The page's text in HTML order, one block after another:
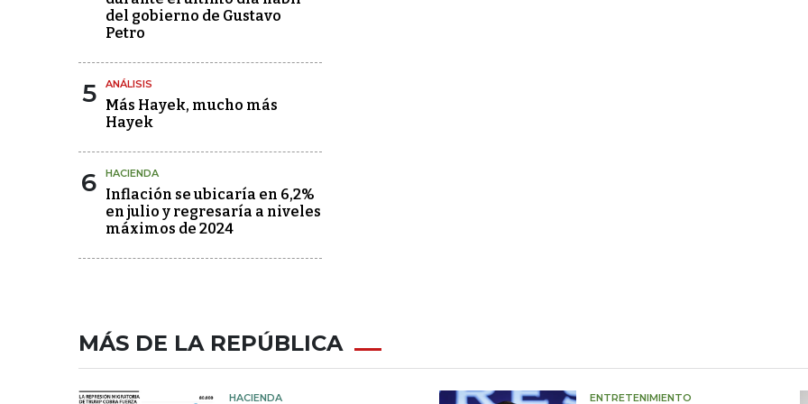
del gobierno de Gustavo
Petro
5 ANÁLISIS
Más Hayek, mucho más
Hayek
6 HACIENDA
Inflación se ubicaría en 6,2%
en julio y regresaría a niveles
máximos de 2024
MÁS DE LA REPÚBLICA
HACIENDA ENTRETENIMIENTO